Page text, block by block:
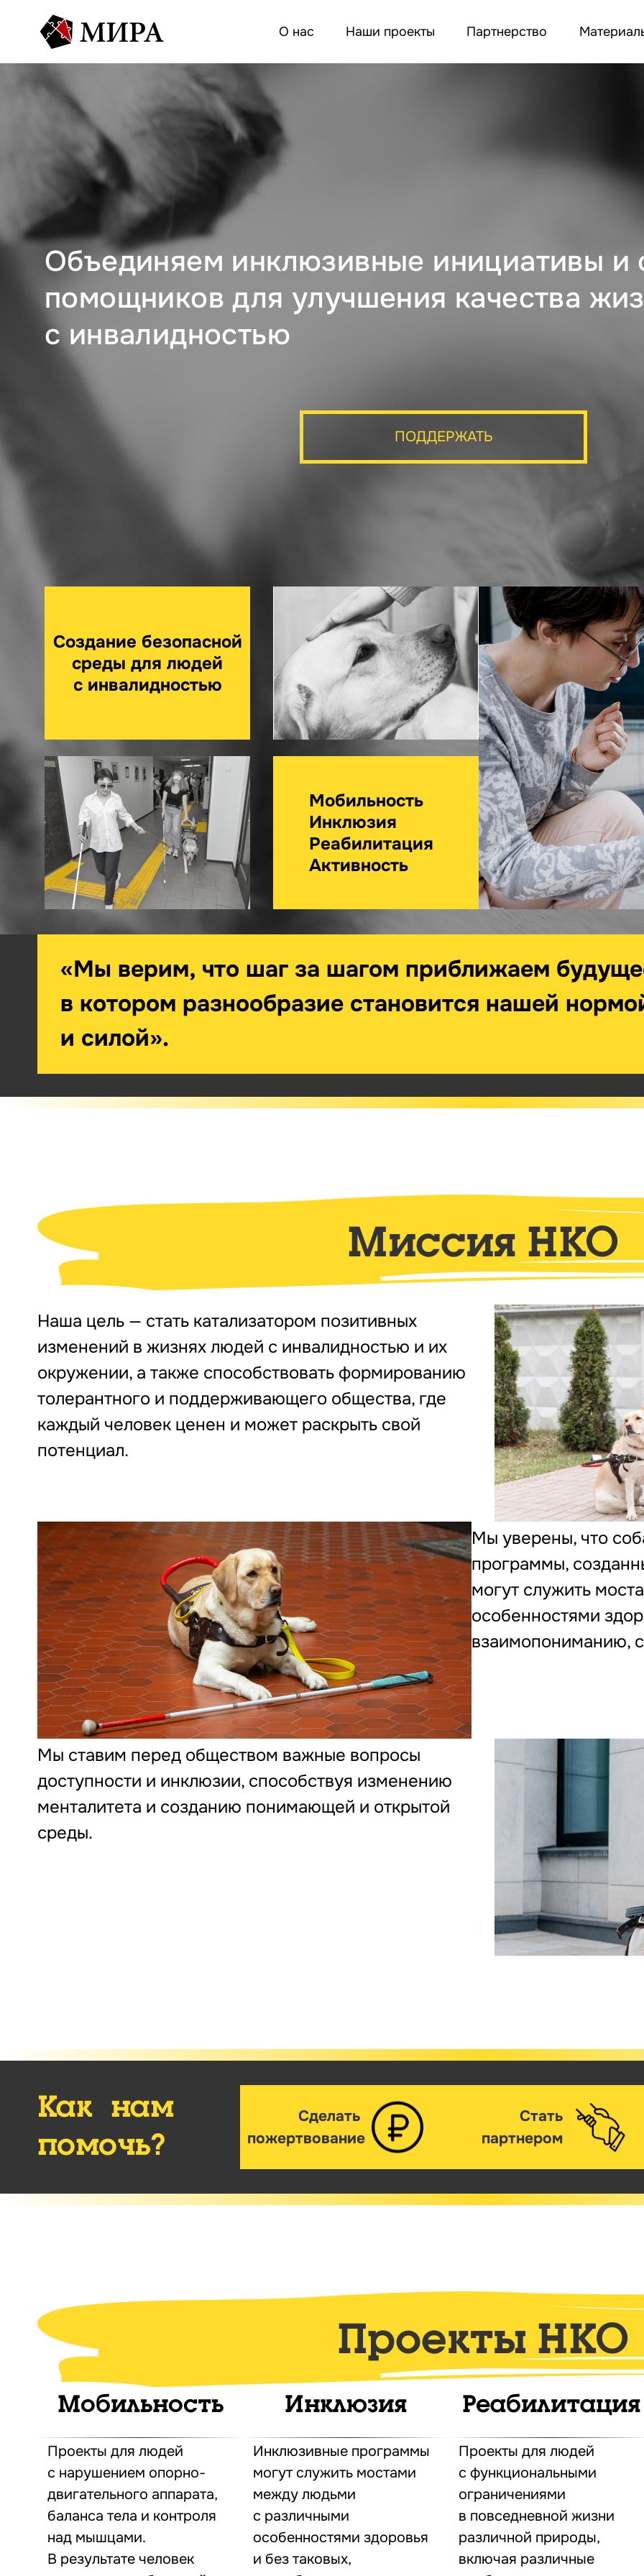
О нас Наши проекты Партнерство
Объединяем инклюзивные инициативы и
помощников для улучшения качества
с инвалидностью
ПОДДЕРЖАТЬ
Создание безопасной
среды для людей
с инвалидностью
Мобильность
Инклюзия
Реабилитация
Активность
«Мы верим, что шаг за шагом приближаем
в котором разнообразие становится нашей
и силой».
Миссия НКО
Наша цель — стать катализатором позитивных
изменений в жизнях людей с инвалидностью и их
окружении, а также способствовать формированию
толерантного и поддерживающего общества, где
каждый человек ценен и может раскрыть свой
потенциал.
Мы уверены, что
программы,
могут служить
особенностями
взаимопониманию,
Мы ставим перед обществом важные вопросы
доступности и инклюзии, способствуя изменению
менталитета и созданию понимающей и открытой
среды.
Как нам
помочь?
Сделать
пожертвование
Стать
партнером
Проекты НКО
Мобильность
Проекты для людей
с нарушением опорно-
двигательного аппарата,
баланса тела и контроля
над мышцами.
В результате человек
Инклюзия
Инклюзивные программы
могут служить мостами
между людьми
с различными
особенностями здоровья
и без таковых,
Реабилитация
Проекты для людей
с функциональными
ограничениями
в повседневной жизни
различной природы,
включая различные